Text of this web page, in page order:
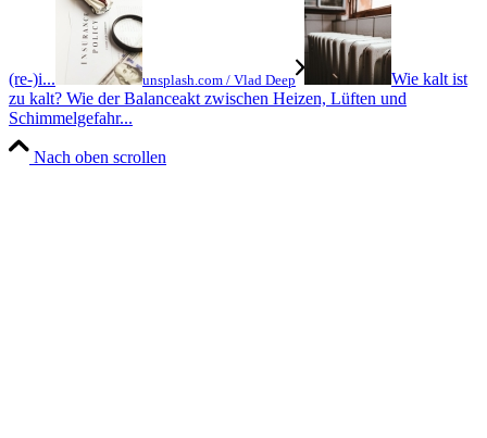
(re-)i... unsplash.com / Vlad Deep
Wie kalt ist
zu kalt? Wie der Balanceakt zwischen Heizen, Lüften und
Schimmelgefahr...
Nach oben scrollen